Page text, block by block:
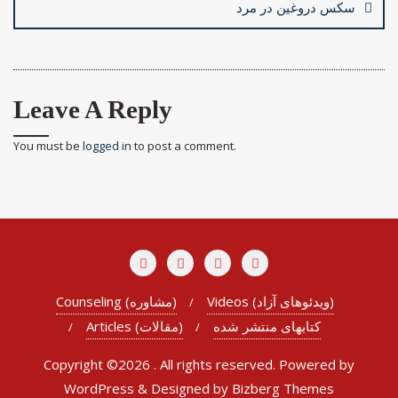
سکس دروغین در مرد
Leave A Reply
You must be logged in to post a comment.
Counseling (مشاوره)
Videos (ویدئوهای آزاد)
Articles (مقالات)
کتابهای منتشر شده
Copyright ©2026 . All rights reserved. Powered by
WordPress & Designed by Bizberg Themes